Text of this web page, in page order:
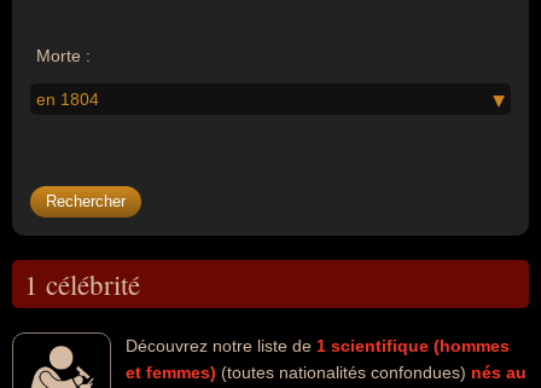
Morte :
en 1804
1 célébrité
Découvrez notre liste de 1 scientifique (hommes
et femmes) (toutes nationalités confondues) nés au